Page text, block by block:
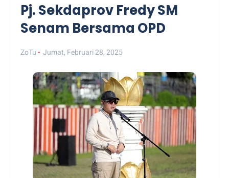
Pj. Sekdaprov Fredy SM
Senam Bersama OPD
ZoTu Jumat, Februari 28, 2025